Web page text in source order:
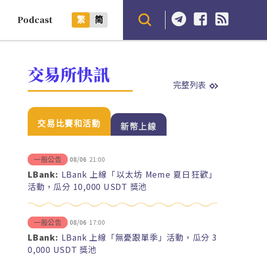
Podcast 繁 简
交易所快訊 完整列表
交易比賽和活動 新幣上線
一般公告 08/06 21:00
LBank: LBank 上線「以太坊 Meme 夏日狂歡」
活動，瓜分 10,000 USDT 獎池
一般公告 08/06 17:00
LBank: LBank 上線「無憂跟單季」活動，瓜分 3
0,000 USDT 獎池